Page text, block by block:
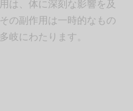
は、体に深刻な影響を及
の副作用は一時的なもの
岐にわたります。